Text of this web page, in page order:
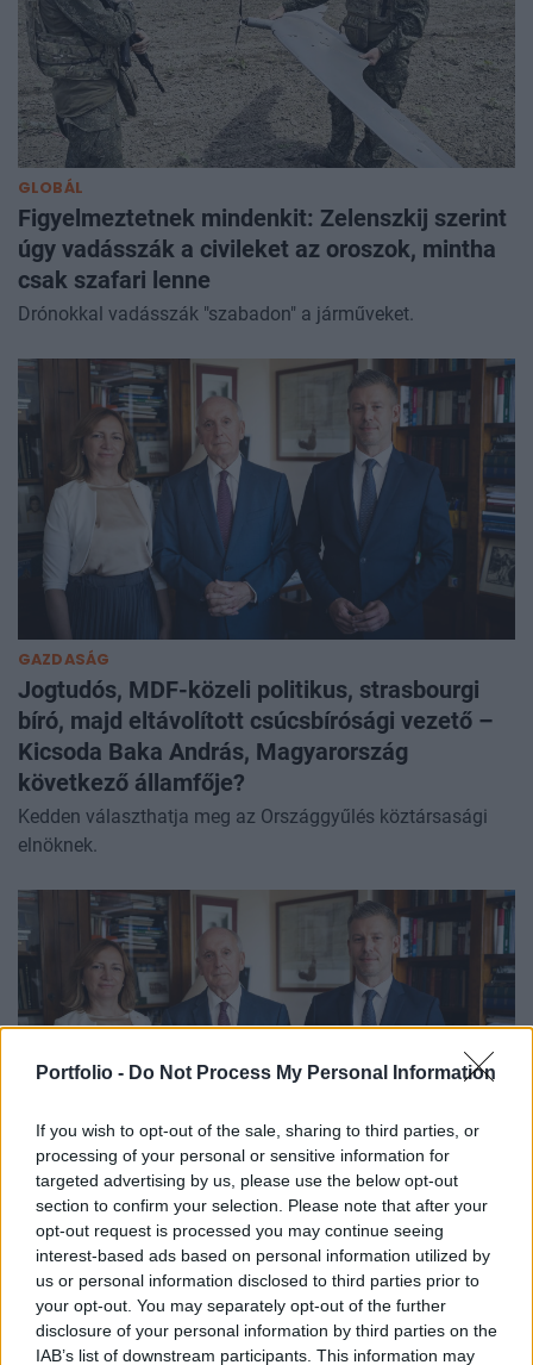
Portfolio - Do Not Process My Personal Information
If you wish to opt-out of the sale, sharing to third parties, or
processing of your personal or sensitive information for
targeted advertising by us, please use the below opt-out
section to confirm your selection. Please note that after your
opt-out request is processed you may continue seeing
interest-based ads based on personal information utilized by
us or personal information disclosed to third parties prior to
your opt-out. You may separately opt-out of the further
disclosure of your personal information by third parties on the
IAB’s list of downstream participants. This information may
GLOBÁL
Figyelmeztetnek mindenkit: Zelenszkij szerint
úgy vadásszák a civileket az oroszok, mintha
csak szafari lenne
Drónokkal vadásszák "szabadon" a járműveket.
GAZDASÁG
Jogtudós, MDF-közeli politikus, strasbourgi
bíró, majd eltávolított csúcsbírósági vezető –
Kicsoda Baka András, Magyarország
következő államfője?
Kedden választhatja meg az Országgyűlés köztársasági
elnöknek.
GAZDASÁG
Megszólalt Magyar Péter az új köztársasági
elnökről: elfogadta a felkérést Baka András
Egy közös fényképet is közzétett a miniszterelnök.